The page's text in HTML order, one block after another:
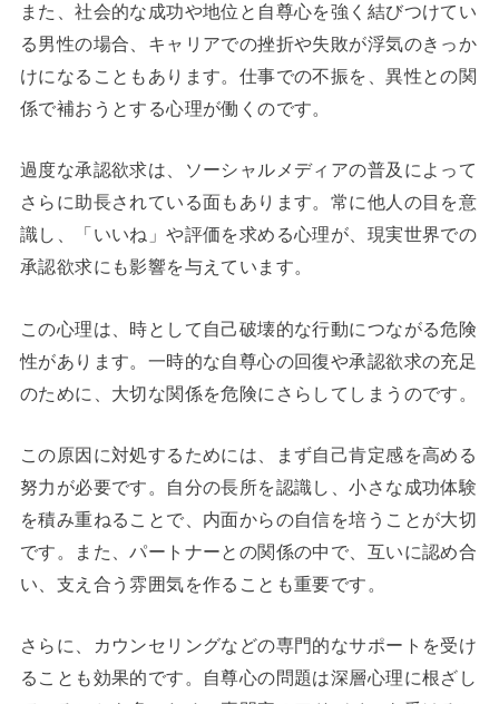
また、社会的な成功や地位と自尊心を強く結びつけてい
る男性の場合、キャリアでの挫折や失敗が浮気のきっか
けになることもあります。仕事での不振を、異性との関
係で補おうとする心理が働くのです。
過度な承認欲求は、ソーシャルメディアの普及によって
さらに助長されている面もあります。常に他人の目を意
識し、「いいね」や評価を求める心理が、現実世界での
承認欲求にも影響を与えています。
この心理は、時として自己破壊的な行動につながる危険
性があります。一時的な自尊心の回復や承認欲求の充足
のために、大切な関係を危険にさらしてしまうのです。
この原因に対処するためには、まず自己肯定感を高める
努力が必要です。自分の長所を認識し、小さな成功体験
を積み重ねることで、内面からの自信を培うことが大切
です。また、パートナーとの関係の中で、互いに認め合
い、支え合う雰囲気を作ることも重要です。
さらに、カウンセリングなどの専門的なサポートを受け
ることも効果的です。自尊心の問題は深層心理に根ざし